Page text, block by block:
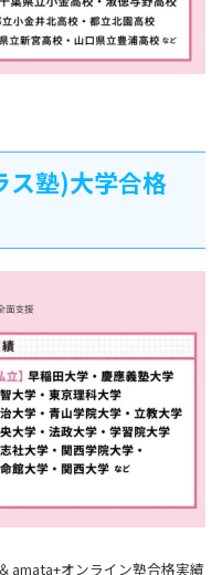
塾)大学合格
amata+オンライン塾合格実績